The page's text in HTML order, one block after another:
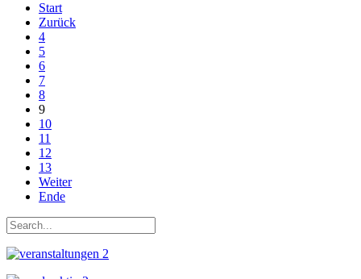
Start
Zurück
4
5
6
7
8
9
10
11
12
13
Weiter
Ende